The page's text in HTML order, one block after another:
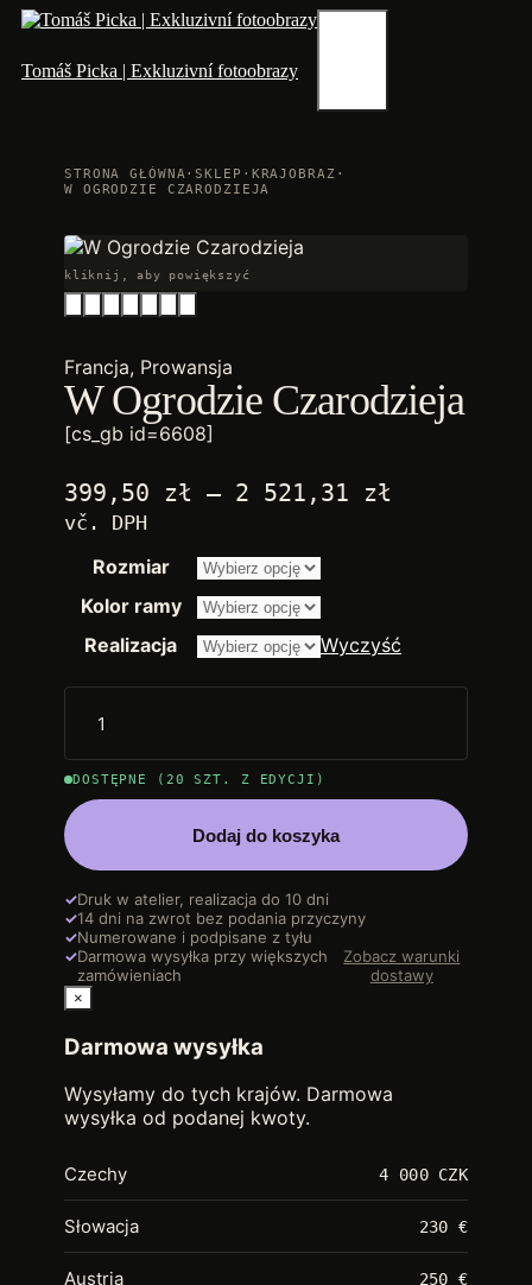
Przejdź
treści
Tomáš Picka | Exkluzivní fotoobrazy
STRONA GŁÓWNA·SKLEP · KRAJOBRAZ ·
W OGRODZIE CZARODZIEJA
kliknij, aby powiększyć
Francja, Prowansja
W Ogrodzie Czarodzieja
[cs_gb id=6608]
399,50 zł – 2 521,31 zł
14.200,00
vč. DPH
Rozmiar
Kolor ramy
Realizacja
Wyczyść
DOSTĘPNE (20 SZT. Z EDYCJI)
Dodaj do koszyka
✓Druk w atelier, realizacja do 10 dni
✓14 dni na zwrot bez podania przyczyny
✓Numerowane i podpisane z tyłu
✓Darmowa wysyłka przy większych
zamówieniach
Zobacz warunki
dostawy
×
Darmowa wysyłka
Wysyłamy do tych krajów. Darmowa
wysyłka od podanej kwoty.
Czechy 4 000 CZK
Słowacja 230 €
Austria 250 €